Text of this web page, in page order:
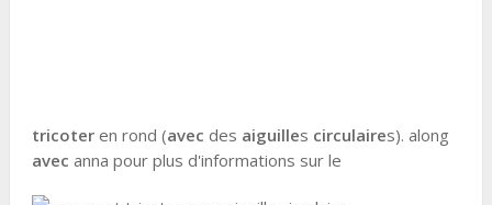
tricoteren rond (avec des aiguilles circulaires). along
avec anna pour plus d'informations sur le